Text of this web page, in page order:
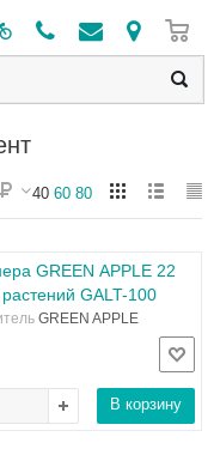
40 60 80
GREEN APPLE 22
растений GALT-100
GREEN APPLE
В корзину